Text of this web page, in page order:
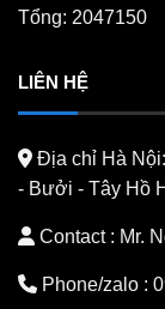
Tổng: 2047150
LIÊN HỆ
Địa chỉ Hà Nội:
- Bưởi - Tây Hồ
Contact : Mr.
Phone/zalo :